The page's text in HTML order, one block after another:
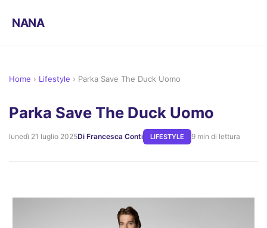
NANA
Home › Lifestyle › Parka Save The Duck Uomo
Parka Save The Duck Uomo
lunedì 21 luglio 2025Di Francesca Conti LIFESTYLE 9 min di lettura